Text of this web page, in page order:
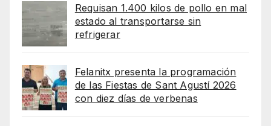
Requisan 1.400 kilos de pollo en mal
estado al transportarse sin
refrigerar
Felanitx presenta la programación
de las Fiestas de Sant Agustí 2026
con diez días de verbenas